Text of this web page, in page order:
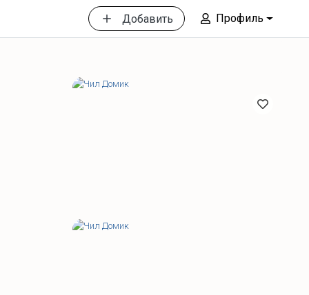
Добавить Профиль